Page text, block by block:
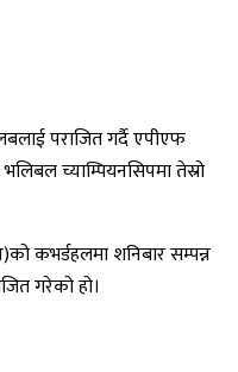
पराजित गर्दै एपीएफ
च्याम्पियनसिपमा तेस्रो
कभर्डहलमा शनिबार सम्पन्न
गरेको हो।